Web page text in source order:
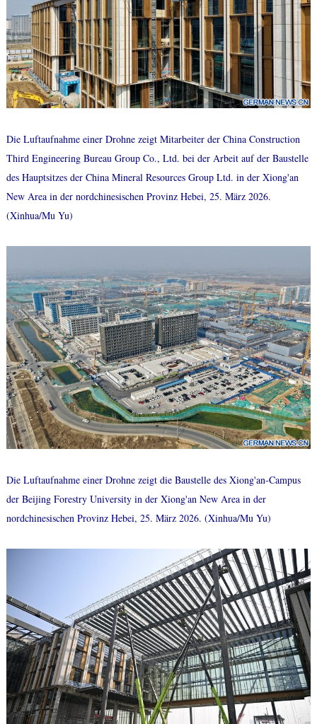
Die Luftaufnahme einer Drohne zeigt Mitarbeiter der China Construction
Third Engineering Bureau Group Co., Ltd. bei der Arbeit auf der Baustelle
des Hauptsitzes der China Mineral Resources Group Ltd. in der Xiong'an
New Area in der nordchinesischen Provinz Hebei, 25. März 2026.
(Xinhua/Mu Yu)
Die Luftaufnahme einer Drohne zeigt die Baustelle des Xiong'an-Campus
der Beijing Forestry University in der Xiong'an New Area in der
nordchinesischen Provinz Hebei, 25. März 2026. (Xinhua/Mu Yu)